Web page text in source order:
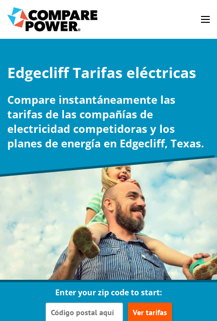
Edgecliff Tarifas eléctricas
Compare instantáneamente las
tarifas de las compañías de
electricidad competidoras y los
planes de energía en Edgecliff, Texas.
Enter your zip code to start:
Ver tarifas